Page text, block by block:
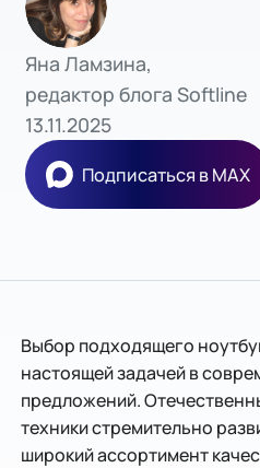
Яна Ламзина,
редактор блога Softline
13.11.2025
Подписаться в MAX
Выбор подходящего
настоящей задачей в
предложений.
техники стремительно
широкий ассортимент